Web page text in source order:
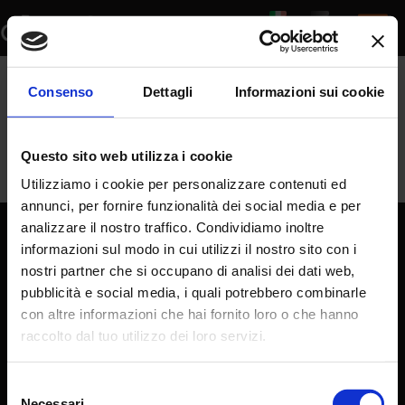
Consenso Dettagli Informazioni sui cookie
Questo sito web utilizza i cookie
Utilizziamo i cookie per personalizzare contenuti ed
annunci, per fornire funzionalità dei social media e per
analizzare il nostro traffico. Condividiamo inoltre
informazioni sul modo in cui utilizzi il nostro sito con i
nostri partner che si occupano di analisi dei dati web,
pubblicità e social media, i quali potrebbero combinarle
con altre informazioni che hai fornito loro o che hanno
raccolto dal tuo utilizzo dei loro servizi.
Frequently asked questions
(FAQ)
How does it work
FAQ
Who we are